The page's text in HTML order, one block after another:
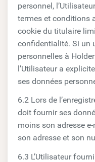
personnel,
termes et conditions
cookie du titulaire
confidentialité. Si un
personnelles à
l’Utilisateur a
ses données
6.2 Lors de
doit fournir ses
moins son adresse
son adresse et son
6.3 L’Utilisateur